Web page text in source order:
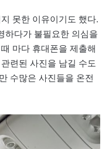
못한 이유이기도 했다.
하다가 불필요한 의심을
마다 휴대폰을 제출해
련된 사진을 남길 수도
수많은 사진들을 온전